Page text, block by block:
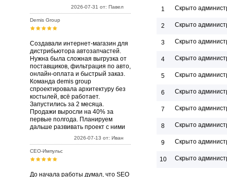
2026-07-31 от: Павел
Demis Group
Создавали интернет-магазин для
дистрибьютора автозапчастей.
Нужна была сложная выгрузка от
поставщиков, фильтрация по авто,
онлайн-оплата и быстрый заказ.
Команда demis group
спроектировала архитектуру без
костылей, всё работает.
Запустились за 2 месяца.
Продажи выросли на 40% за
первые полгода. Планируем
дальше развивать проект с ними
2026-07-13 от: Иван
СЕО-Импульс
До начала работы думал, что SEO
1 Скрыто
2 Скрыто
3 Скрыто
4 Скрыто
5 Скрыто
6 Скрыто
7 Скрыто
8 Скрыто
9 Скрыто
10 Скрыто